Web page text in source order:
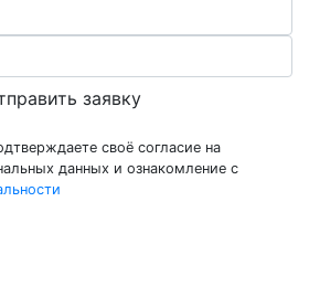
заявку
своё согласие на
данных и ознакомление с